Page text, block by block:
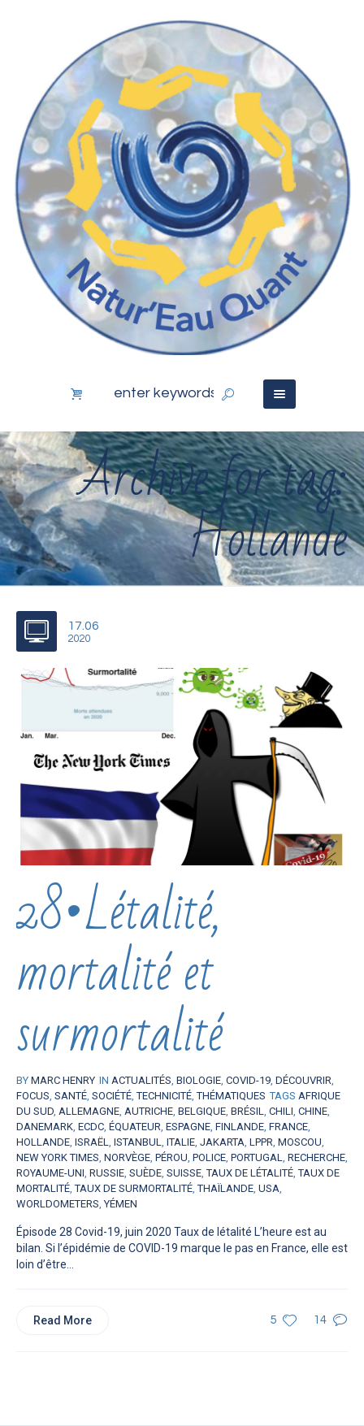
Archive for tag:
Hollande
17.06
2020
28•Létalité,
mortalité et
surmortalité
BY MARC HENRY IN ACTUALITÉS, BIOLOGIE, COVID-19, DÉCOUVRIR,
FOCUS, SANTÉ, SOCIÉTÉ,TECHNICITÉ,THÉMATIQUES TAGS AFRIQUE
DU SUD, ALLEMAGNE, AUTRICHE, BELGIQUE, BRÉSIL, CHILI, CHINE,
DANEMARK, ECDC, ÉQUATEUR, ESPAGNE, FINLANDE, FRANCE,
HOLLANDE, ISRAËL, ISTANBUL, ITALIE, JAKARTA, LPPR, MOSCOU,
NEW YORK TIMES, NORVÈGE, PÉROU, POLICE, PORTUGAL, RECHERCHE,
ROYAUME-UNI, RUSSIE, SUÈDE, SUISSE,TAUX DE LÉTALITÉ,TAUX DE
MORTALITÉ,TAUX DE SURMORTALITÉ,THAÏLANDE, USA,
WORLDOMETERS,YÉMEN
Épisode 28 Covid-19, juin 2020 Taux de létalité L’heure est au
bilan. Si l’épidémie de COVID-19 marque le pas en France, elle est
loin d’être...
5 14
Read More